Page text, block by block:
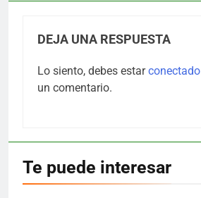
DEJA UNA RESPUESTA
Lo siento, debes estarconectado
un comentario.
Te puede interesar